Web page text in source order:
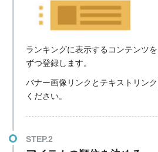
ランキングに表示するコンテンツ
ずつ登録します。
バナー画像リンクとテキストリン
ください。
STEP.2